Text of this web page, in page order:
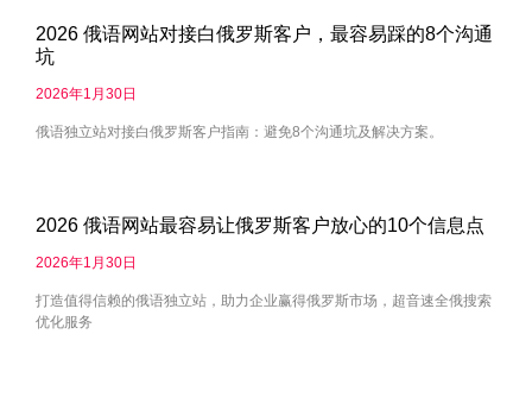
2026 俄语网站对接白俄罗斯客户，最容易踩的8个沟通
坑
2026年1月30日
俄语独立站对接白俄罗斯客户指南：避免8个沟通坑及解决方案。
2026 俄语网站最容易让俄罗斯客户放心的10个信息点
2026年1月30日
打造值得信赖的俄语独立站，助力企业赢得俄罗斯市场，超音速全俄搜索
优化服务